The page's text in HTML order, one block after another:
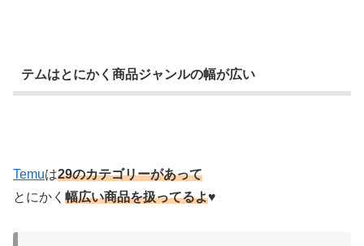
テムはとにかく商品ジャンルの幅が広い
Temuは29のカテゴリーがあって
とにかく 幅広い商品を扱ってるよ♥